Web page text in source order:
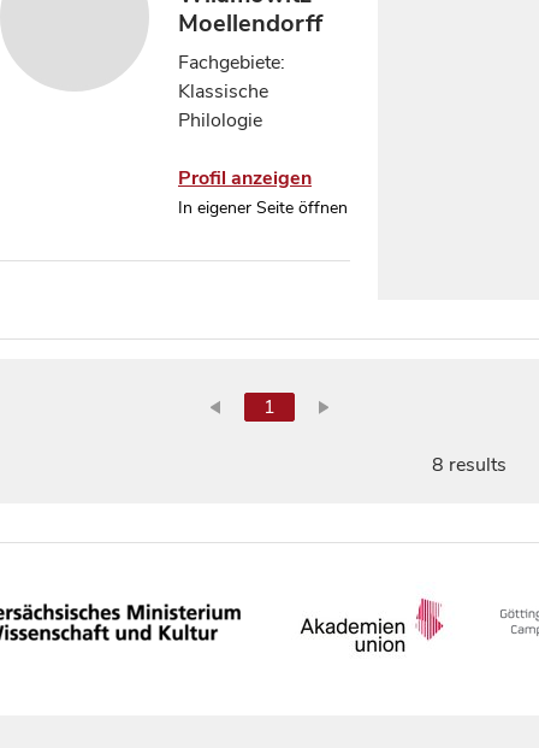
Moellendorff
Fachgebiete:
Klassische
Philologie
Profil anzeigen
In eigener Seite öffnen
1
8 results